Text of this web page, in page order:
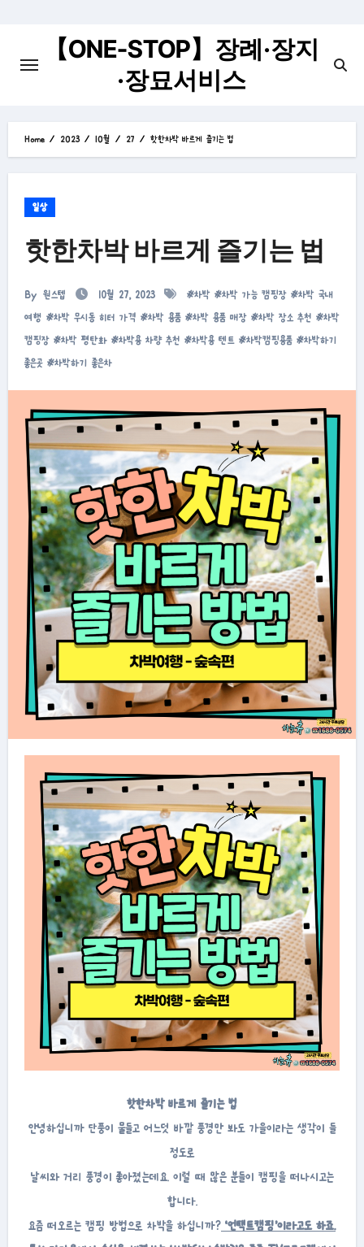
【ONE-STOP】장례·장지
·장묘서비스
Home 2023 10월 27 핫한차박 바르게 즐기는 법
일상
핫한차박 바르게 즐기는 법
By 원스텝 10월 27, 2023 #차박 #차박 가능 캠핑장 #차박 국내
여행 #차박 무시동 히터 가격 #차박 용품#차박 용품 매장#차박 장소 추천 #차박
캠핑장#차박 평탄화#차박용 차량 추천 #차박용 텐트#차박캠핑용품#차박하기
좋은곳#차박하기 좋은차
핫한차박 바르게 즐기는 법
안녕하십니까 단풍이 물들고 어느덧 바깥 풍경만 봐도 가을이라는 생각이 들
정도로
날씨와 거리 풍경이 좋아졌는데요. 이럴 때 많은 분들이 캠핑을 떠나시고는
합니다.
요즘 떠오르는 캠핑 방법으로 차박을 하십니까? ‘언택트캠핑’이라고도 하죠.